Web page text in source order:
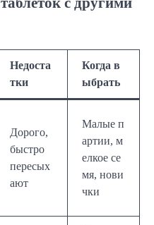
Недоста
тки
Когда в
ыбрать
Дорого,
быстро
пересых
ают
Малые п
артии, м
елкое се
мя, нови
чки